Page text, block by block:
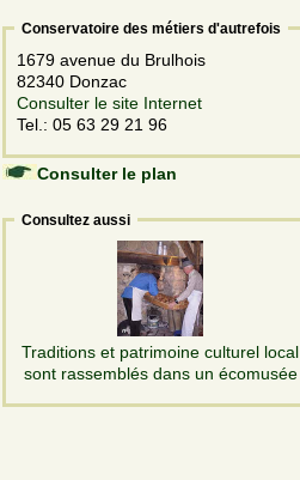
Conservatoire des métiers d'autrefois
1679 avenue du Brulhois
82340 Donzac
Consulter le site Internet
Tel.: 05 63 29 21 96
Consulter le plan
Consultez aussi
Traditions et patrimoine culturel local
sont rassemblés dans un écomusée